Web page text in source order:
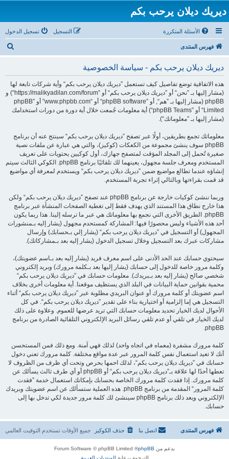
ديريك ديلان يرحب بكم
الأسئلة المتكررة تسجيل الدخول التسجيل
فهرس المنتدى
ديريك ديلان يرحب بكم - سياسة الخصوصية
هذه الاتفاقية توضع تفاصيل كيف تستعمل ”ديريك ديلان يرحب بكم“ وأية شركات تابعة لها
(مشار إليها بـ ”نحن“ أو ”ديريك ديلان يرحب بكم“ أو ”https://malikyadilan.com/forum“) و
phpBB (مشار إليها بـ ”هم“, أو ”phpBB software“ أو “www.phpbb.com” أو ”phpBB
Limited“ أو ”phpBB Teams“) أية معلومات جُمعت خلال أية دورة من دورات استخدامك
(مشار إليها بـ ”معلوماتك“).
معلوماتك تجمع بطريقين، أولًا عبر تصفح ”ديريك ديلان يرحب بكم“ سينتج عنه أن برنامج
phpBB سوف ينشئ مجموعة من الكعكات (كوكيز)، والتي هي عبارة عن ملفات نصية
صغيرة تُحمل إلى المجلد المؤقت لمتصفح جهازك، أول كوكيين يحتويات على تعريف
المستخدم ومعرف جلسة مجهول، يعينهما لك تلقائيًا برنامج phpBB. الكوكي الثالث سيتم
إنشاؤه عندما تطالع مواضيع ضمن ”ديريك ديلان يرحب بكم“ ويستخدم لمعرفة أي مواضيع
قد قمت بقراءتها وبالتالي إثراء تجربة المستخدم.
وربما ننشئ كوكيات خارجة عن برنامج phpBB عند تصفح ”ديريك ديلان يرحب بكم“ ولكن
هذا خارج نطاق هذا المستند الذي يهدف فقط إلى تغطية الصفحات المنشأة عبر برنامج
phpBB. الطريق الأخرى التي نجمع بها معلوماتك هي عبر ما ترسله إلينا. هذا ربما يكون
أحد هذه الأشياء وليس محصورًا فيها: المشاركة كمستحدم مجهول (يشار إليه بـمنشورات
المجهول) أو التسجيل في ”ديريك ديلان يرحب بكم“ (يشار إلي بـحسابك) وإرسال
مشاركات عبرك بعد التسجيل وخلال تسجيل الدخول (يشار إليه بعد بـمشاركاتك).
سيحتوي حسابك عند الحد الأدنى على اسم معرف فريد (يشار إليه بعد بـاسم عضويتك)،
وكلمة مرور خاصة للدخول إلى حسابك (يشار إليها بعد بـكلمة مرورك) وبريد إلكتروني
شخصي صالح (يشار إليه بعد بـبريدك). معلومات حسابك في ”ديريك ديلان يرحب بكم“
محمية بقوانين حماية البيانات في البلد الذي يستظيف موقعنا. أية معلومات أخرى بخلاف
اسم عضويتك أو كلمة مرورك أو عنوان البريدي مطلوبة عبر ”ديريك ديلان يرحب بكم“ أثناء
التسجيل هي إما إلزامية أو اختيارية بناء على تقدير ”ديريك ديلان يرحب بكم“. في كل
الأحوال لديك الخيار تحديد معلومات حسابك التي تريد عرضها للعموم. وعلاوة على ذلك
لديك الخيار في تلقي أو عدم تلقي رسائل البريد الإلكتروني التلقائية الصادرة من برنامج
phpBB.
كلمة مرورك مشفرة (معماه في اتجاه واحد) لذلك فهي آمنة. ومع ذلك فمن المستحسن
أنك لا تعيد استعمال نفس كلمة المرور عبر عدة مواقع مختلفة. كلمة مرورك تعني دخول
حسابك في ”ديريك ديلان يرحب بكم“، لذلك احمها بحرص وتحت أي ظرف من الظروف لا
تعطها أحدًا لها علاقة بـ”ديريك ديلان يرحب بكم“ أو phpBB أو أي طرف ثالث يسألك عن
كلمة مرورك. إذا فقدت كلمة مرورك الخاصة بحسابك بإمكانك استعمال خدمة ”فقدت
كلمة المرور“ المقدمة من برنامج phpBB. هذه العملية ستسألك عن اسم عضويتك وبريدك
الإلكتروني وبعد ذلك برنامج phpBB سينشئ لك كلمة مرور جديدة لكي تدخل بها إلى
حسابك.
فهرس المنتدى جميع الأوقات تستخدم التوقيت العالمي حذف الكوكيز اتصل بنا
بدعم من phpBB
® Forum Software © phpBB Limited
الترجمة برعاية المنتديات العربية